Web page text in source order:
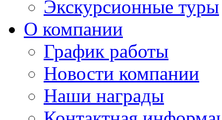
Экскурсионные туры
О компании
График работы
Новости компании
Наши награды